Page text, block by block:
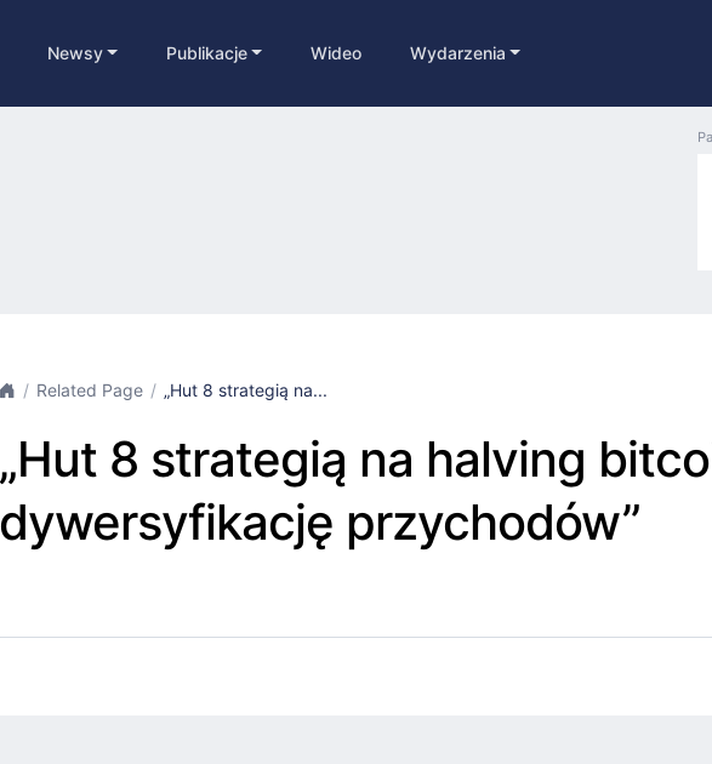
Newsy Publikacje Wideo Wydarzenia
Related Page „Hut 8 strategią na...
„Hut 8 strategią na halving
dywersyfikację przychodów”